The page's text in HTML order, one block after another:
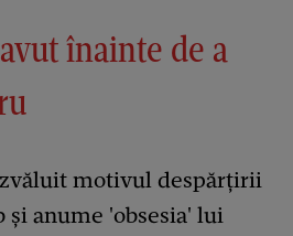
înainte de a
motivul despărțirii
și anume 'obsesia' lui